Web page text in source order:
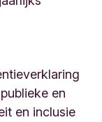
en
en inclusie